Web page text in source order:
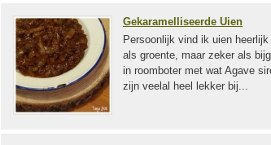
Gekaramelliseerde Uien
Persoonlijk vind ik uien
als groente, maar zeker als
in roomboter met wat Agave
zijn veelal heel lekker bij...